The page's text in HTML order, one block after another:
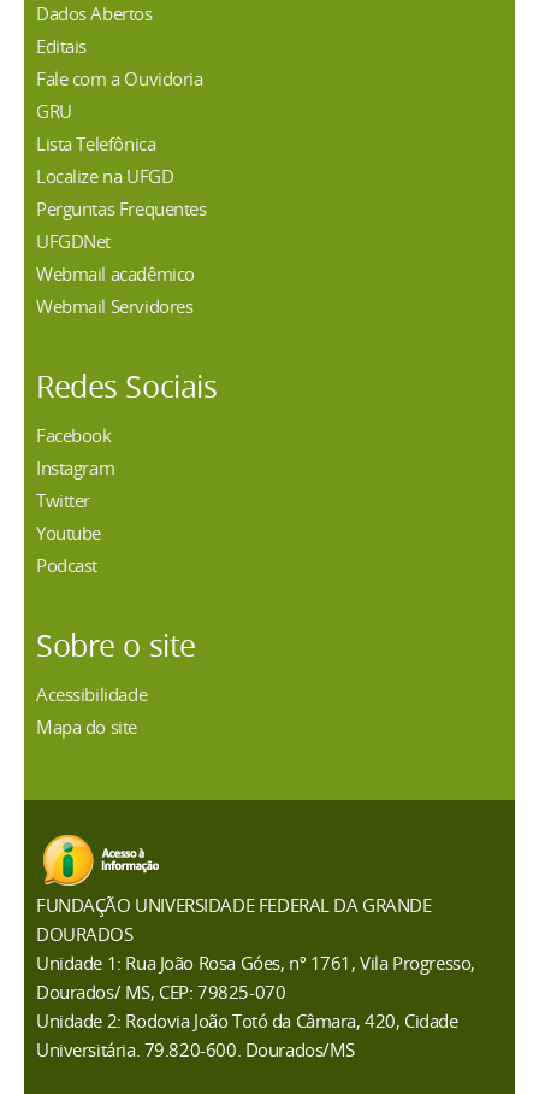
Dados Abertos
Editais
Fale com a Ouvidoria
GRU
Lista Telefônica
Localize na UFGD
Perguntas Frequentes
UFGDNet
Webmail acadêmico
Webmail Servidores
Redes Sociais
Facebook
Instagram
Twitter
Youtube
Podcast
Sobre o site
Acessibilidade
Mapa do site
FUNDAÇÃO UNIVERSIDADE FEDERAL DA GRANDE
DOURADOS
Unidade 1: Rua João Rosa Góes, nº 1761, Vila Progresso,
Dourados/ MS, CEP: 79825-070
Unidade 2: Rodovia João Totó da Câmara, 420, Cidade
Universitária. 79.820-600. Dourados/MS